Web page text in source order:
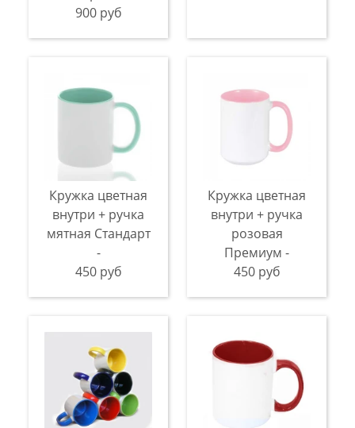
900 руб
Кружка цветная
внутри + ручка
мятная Стандарт
-
450 руб
Кружка цветная
внутри + ручка
розовая
Премиум -
450 руб